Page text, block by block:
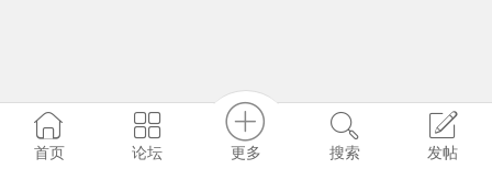
首页 论坛 更多 搜索 发帖